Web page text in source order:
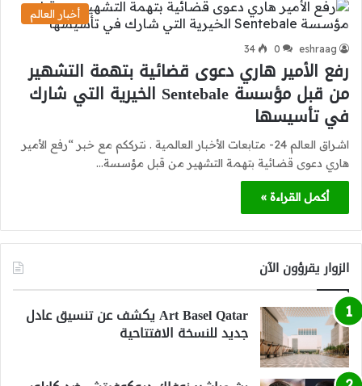
أخبار العالم
eshraag
0
34
رفع الأمير هاري دعوى قضائية بتهمة التشهير
من قبل مؤسسة Sentebale الخيرية التي شارك
في تأسيسها
اشراق العالم 24- متابعات الأخبار العالمية . نترككم مع خبر “رفع الأمير
هاري دعوى قضائية بتهمة التشهير من قبل مؤسسة…
أكمل القراءة »
الزوار يقرؤون الآن
Art Basel Qatar يكشف عن تنسيق عادل
جديد للنسخة الافتتاحية